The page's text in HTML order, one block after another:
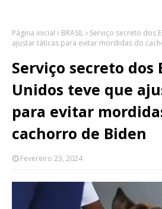
Página inicial BRASIL
Serviço secreto dos
ajustar táticas para evitar mordidas do
Serviço secreto dos
Unidos teve que
para evitar
cachorro de Biden
Fevereiro 23, 2024